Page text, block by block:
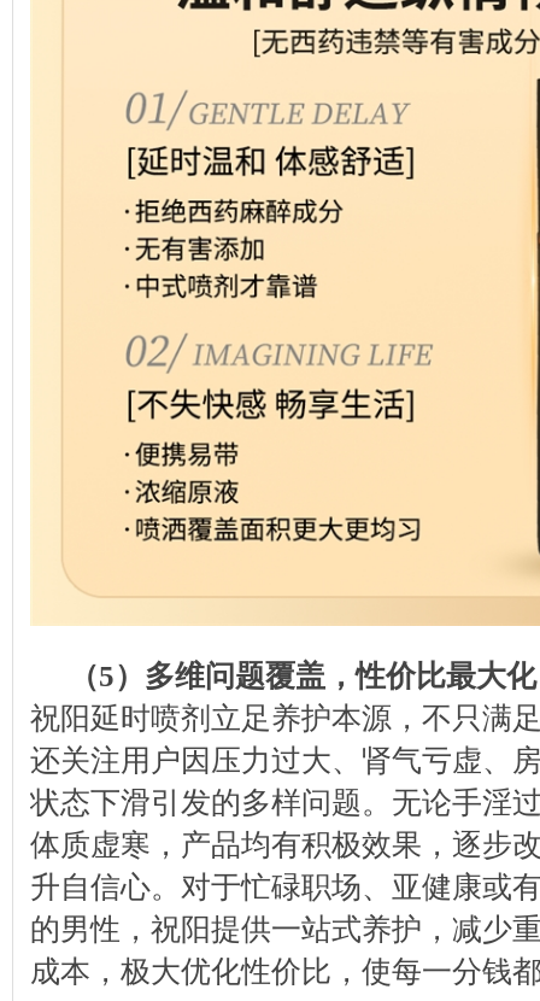
（5）多维问题覆盖，性价比最大化
祝阳延时喷剂立足养护本源，不只满
还关注用户因压力过大、肾气亏虚、
状态下滑引发的多样问题。无论手淫
体质虚寒，产品均有积极效果，逐步
升自信心。对于忙碌职场、亚健康或
的男性，祝阳提供一站式养护，减少
成本，极大优化性价比，使每一分钱